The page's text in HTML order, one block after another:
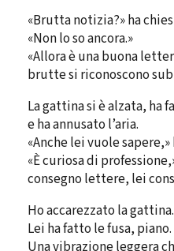
«Brutta notizia?» ha
«Non lo so ancora.»
«Allora è una buona
brutte si riconoscono
La gattina si è alzata, ha
e ha annusato l’aria.
«Anche lei vuole
«È curiosa di
consegno lettere, lei
Ho accarezzato la
Lei ha fatto le fusa, piano.